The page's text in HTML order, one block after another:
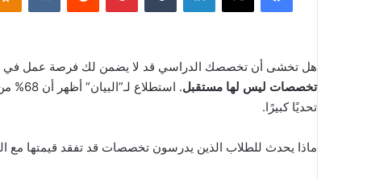
ع
ى
X
ل
د
ل
هل تخشى أن تخصصك الدراسي قد لا يضمن لك فرصة عمل في
تخصصات ليس لها مستقبل. استطلاع لـ”البيان” أظهر أن 68% من المشاركين يعتقدون أن تغير
تحديًا كبيرًا.
ماذا يحدث للطلاب الذين يدرسون تخصصات قد تفقد قيمتها مع